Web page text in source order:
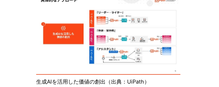
生成AIを活用した価値の創出（出典：UiPath）